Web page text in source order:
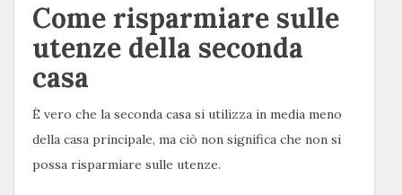
Come risparmiare sulle
utenze della seconda
casa
È vero che la seconda casa si utilizza in media meno
della casa principale, ma ciò non significa che non si
possa risparmiare sulle utenze.